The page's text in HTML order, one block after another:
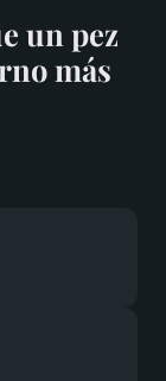
un pez
más